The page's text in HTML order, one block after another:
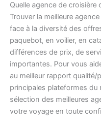
Quelle agence de croisière
Trouver la meilleure
face à la diversité des
paquebot, en voilier, en
différences de prix, de
importantes. Pour vous
au meilleur rapport
principales plateformes du
sélection des meilleures
votre voyage en toute